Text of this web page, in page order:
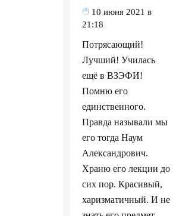
10 июня 2021 в
21:18
Потрясающий!
Лучший! Училась
ещё в ВЗЭФИ!
Помню его
единственного.
Правда называли мы
его тогда Наум
Александрович.
Храню его лекции до
сих пор. Красивый,
харизматичный. И не